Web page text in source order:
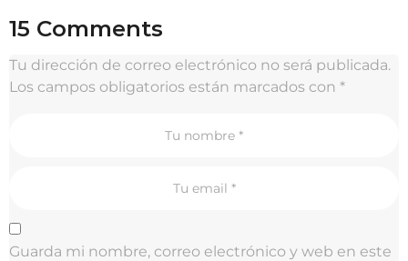
P
a
g
i
n
15 Comments
Tu dirección de correo electrónico no será publicada.
Los campos obligatorios están marcados con *
Guarda mi nombre, correo electrónico y web en este